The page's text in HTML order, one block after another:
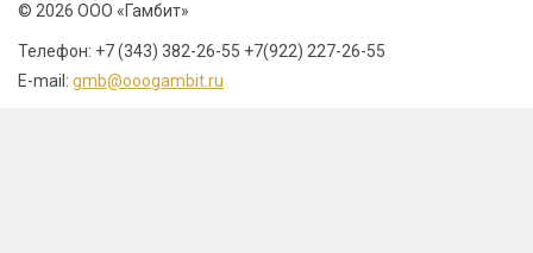
© 2026 ООО «Гамбит»
Телефон: +7 (343) 382-26-55 +7(922) 227-26-55
E-mail: gmb@ooogambit.ru